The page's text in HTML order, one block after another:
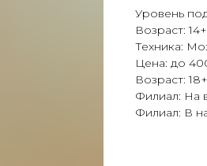
Уровень
Возраст: 14+
Техника:
Цена: до
Возраст: 18+
Филиал: На
Филиал: В